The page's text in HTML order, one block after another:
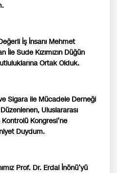
İş İnsanı Mehmet
İle Sude Kızımızın Düğün
Ortak Olduk.
Sigara ile Mücadele Derneği
Uluslararası
Kontrolü Kongresi’ne
Duydum.
Prof. Dr. Erdal İnönü’yü